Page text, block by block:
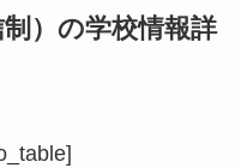
）の学校情報詳